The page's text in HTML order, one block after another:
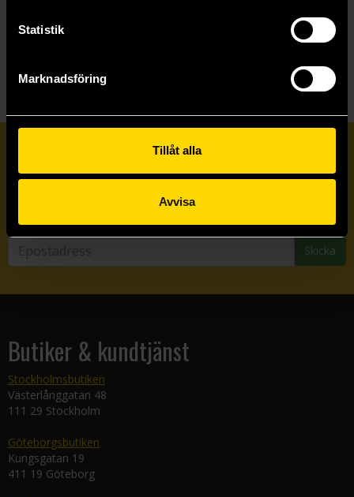
Statistik
Marknadsföring
Tillåt alla
Avvisa
Läs mer
Prenumerera på vårt nyhetsbrev
Veckobrevet
Skicka
Butiker & kundtjänst
Stockholmsbutiken
Västerlånggatan 48
111 29 Stockholm
Göteborgsbutiken
Kungsgatan 19
411 19 Göteborg